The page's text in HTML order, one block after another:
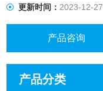
更新时间：2023-12-27
产品咨询
产品分类